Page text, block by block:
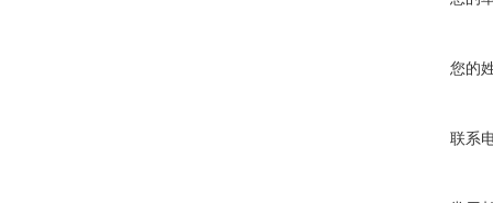
您的
联系